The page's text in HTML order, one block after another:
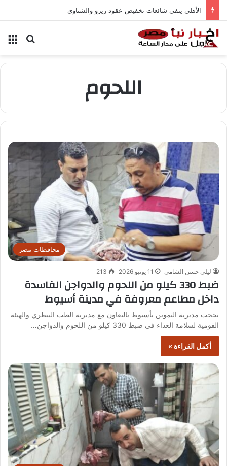
الأهلي ينفي شائعات تخفيض عقود زيزو والشناوي
بحث
اللحوم
محافظات مصر
ليلى حسن الشامي 11 يونيو 2026 213
ضبط 330 كيلو من اللحوم والدواجن الفاسدة
داخل مطاعم معروفة في مدينة أسيوط
نجحت مديرية التموين بأسيوط بالتعاون مع مديرية الطب البيطري والهيئة
القومية لسلامة الغذاء في ضبط 330 كيلو من اللحوم والدواجن…
أكمل القراءة »